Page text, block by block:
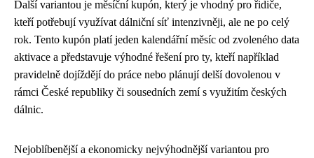
Další variantou je měsíční kupón, který je vhodný pro řidiče,
kteří potřebují využívat dálniční síť intenzivněji, ale ne po celý
rok. Tento kupón platí jeden kalendářní měsíc od zvoleného data
aktivace a představuje výhodné řešení pro ty, kteří například
pravidelně dojíždějí do práce nebo plánují delší dovolenou v
rámci České republiky či sousedních zemí s využitím českých
dálnic.
Nejoblíbenější a ekonomicky nejvýhodnější variantou pro